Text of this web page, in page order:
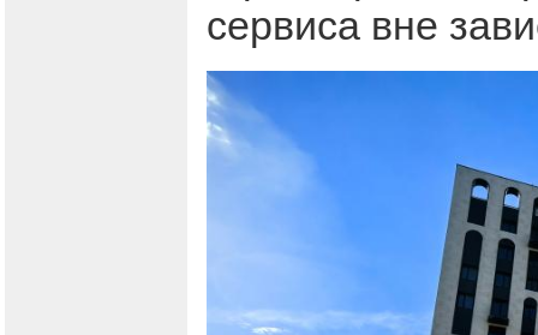
сервиса вне